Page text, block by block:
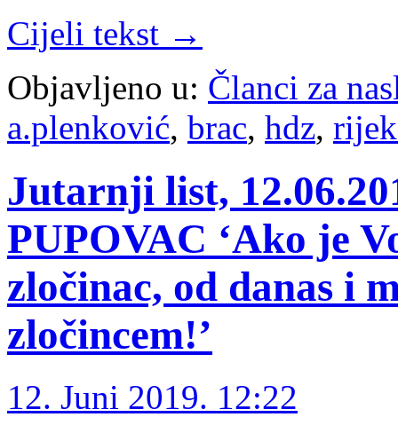
Cijeli tekst →
Objavljeno u: Članci za
a.plenković, brac, hdz,
Jutarnji list,
PUPOVAC ‘Ako je
zločinac, od danas i
zločincem!’
12. Juni 2019. 12:22